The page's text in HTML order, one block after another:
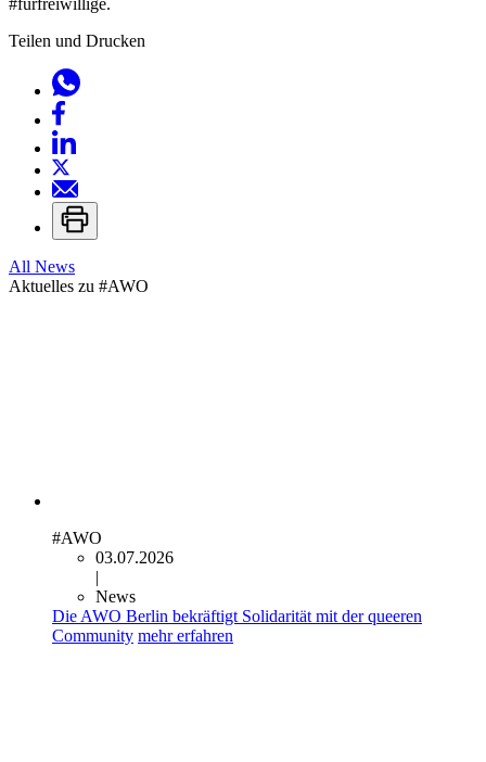
Teilen und Drucken
All News
Aktuelles zu #AWO
#AWO
03.07.2026
|
News
Die AWO Berlin bekräftigt Solidarität mit der queeren
Community mehr erfahren